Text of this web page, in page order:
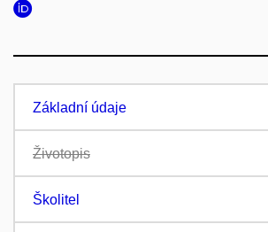
Základní údaje
Životopis
Školitel